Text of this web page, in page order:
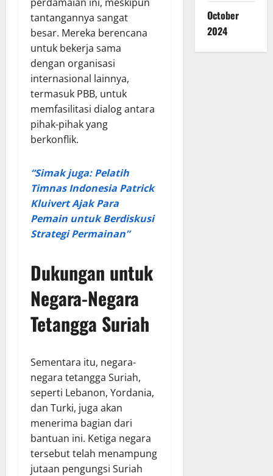
tantangannya sangat
besar. Mereka berencana
untuk bekerja sama
dengan organisasi
internasional lainnya,
termasuk PBB, untuk
memfasilitasi dialog antara
pihak-pihak yang
berkonflik.
“Simak juga: Pelatih
Timnas Indonesia Patrick
Kluivert Ajak Para
Pemain untuk Berdiskusi
Strategi Permainan”
Dukungan untuk
Negara-Negara
Tetangga Suriah
Sementara itu, negara-
negara tetangga Suriah,
seperti Lebanon, Yordania,
dan Turki, juga akan
menerima bagian dari
bantuan ini. Ketiga negara
tersebut telah menampung
jutaan pengungsi Suriah
October
2024